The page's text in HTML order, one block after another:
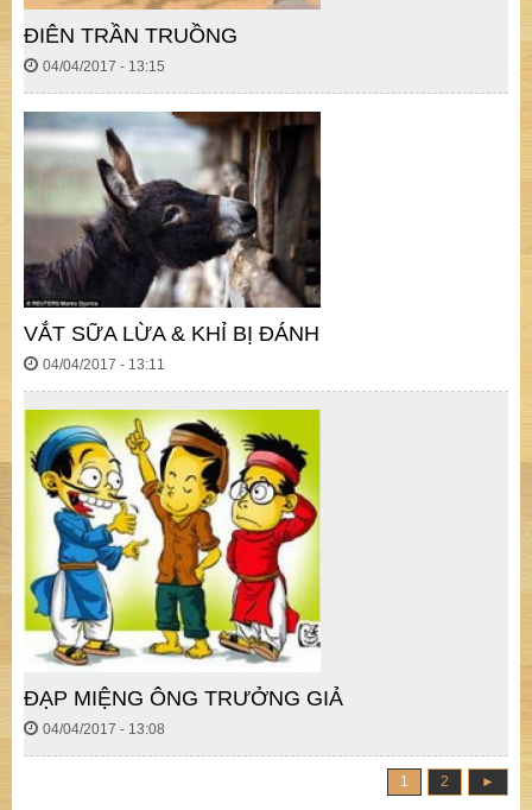
ĐIÊN TRẦN TRUỒNG
04/04/2017 - 13:15
VẮT SỮA LỪA & KHỈ BỊ ĐÁNH
04/04/2017 - 13:11
ĐẠP MIỆNG ÔNG TRƯỞNG GIẢ
04/04/2017 - 13:08
1 2 ►